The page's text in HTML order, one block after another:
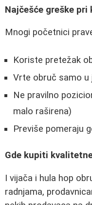
Najčešće greške
Mnogi početnici
Koriste pretežak
Vrte obruč samo u
Ne pravilno
malo raširena)
Previše pomeraju
Gde kupiti
I vijača i hula hop
radnjama,